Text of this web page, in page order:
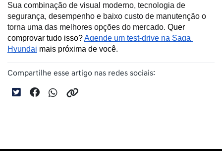
Sua combinação de visual moderno, tecnologia de
segurança, desempenho e baixo custo de manutenção o
torna uma das melhores opções do mercado. Quer
comprovar tudo isso? Agende um test-drive na Saga
Hyundai mais próxima de você.
Compartilhe esse artigo nas redes sociais: